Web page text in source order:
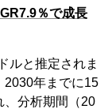
％で成長
ルと推定されま
2030年までに15
、分析期間（20